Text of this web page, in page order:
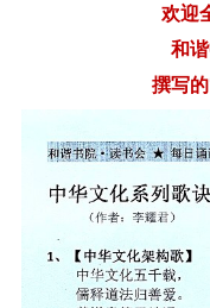
欢迎
和
撰写的